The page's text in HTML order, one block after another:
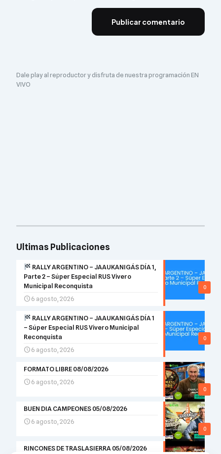
Dale play al reproductor y disfruta de nuestra programación EN
VIVO
Ultimas Publicaciones
0
RALLY ARGENTINO – JAAUKANIGÁS DÍA 1,
Parte 2 – Súper Especial RUS Vivero
Municipal Reconquista
6 agosto, 2026
0
RALLY ARGENTINO – JAAUKANIGÁS DÍA 1
– Súper Especial RUS Vivero Municipal
Reconquista
6 agosto, 2026
0
FORMATO LIBRE 08/08/2026
6 agosto, 2026
0
BUEN DIA CAMPEONES 05/08/2026
6 agosto, 2026
RINCONES DE TRASLASIERRA 05/08/2026